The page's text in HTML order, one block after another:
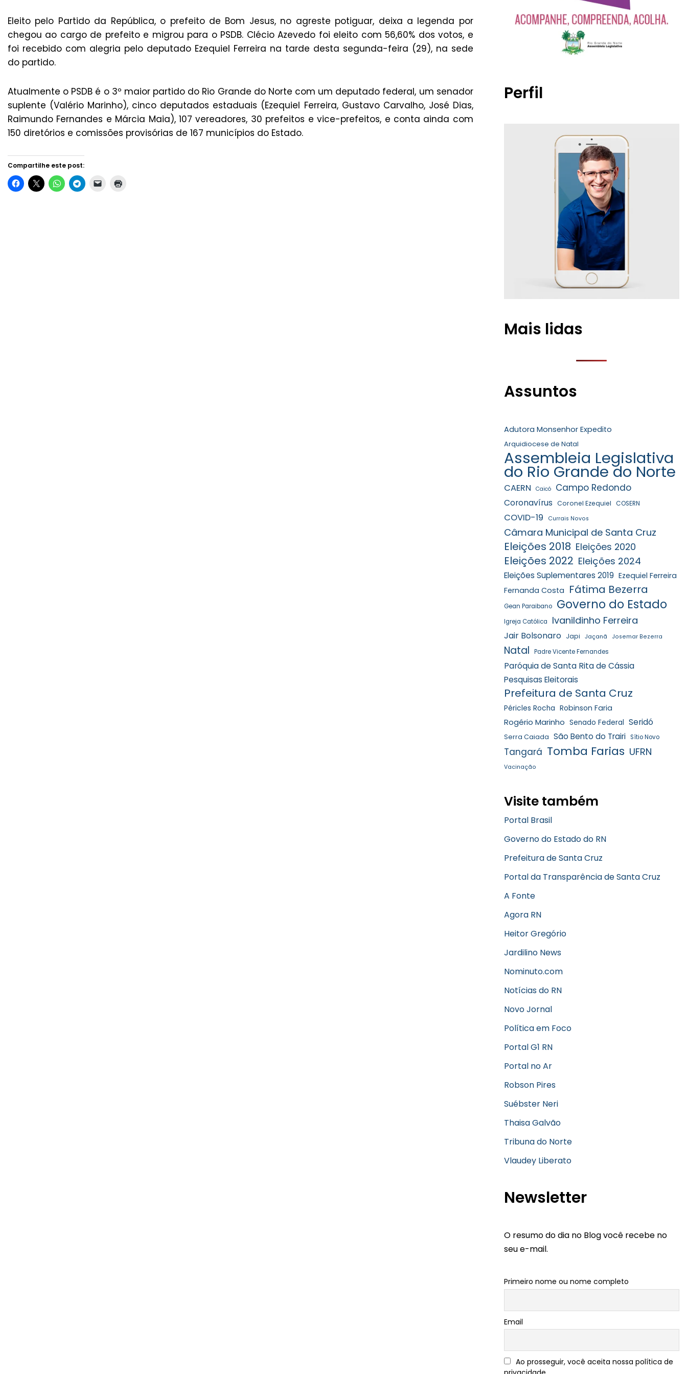
Eleito pelo Partido da República, o prefeito de Bom Jesus, no agreste potiguar, deixa a legenda por
chegou ao cargo de prefeito e migrou para o PSDB. Clécio Azevedo foi eleito com 56,60% dos votos, e
foi recebido com alegria pelo deputado Ezequiel Ferreira na tarde desta segunda-feira (29), na sede
do partido.
Atualmente o PSDB é o 3º maior partido do Rio Grande do Norte com um deputado federal, um senador
suplente (Valério Marinho), cinco deputados estaduais (Ezequiel Ferreira, Gustavo Carvalho, José Dias,
Raimundo Fernandes e Márcia Maia), 107 vereadores, 30 prefeitos e vice-prefeitos, e conta ainda com
150 diretórios e comissões provisórias de 167 municípios do Estado.
Compartilhe este post:
Perfil
Mais lidas
Assuntos
Adutora Monsenhor Expedito
Arquidiocese de Natal
Assembleia Legislativa
do Rio Grande do Norte
CAERN Caicó Campo Redondo
Coronavírus Coronel Ezequiel COSERN
COVID-19 Currais Novos
Câmara Municipal de Santa Cruz
Eleições 2018 Eleições 2020
Eleições 2022 Eleições 2024
Eleições Suplementares 2019 Ezequiel Ferreira
Fernanda Costa Fátima Bezerra
Gean Paraibano Governo do Estado
Igreja Católica Ivanildinho Ferreira
Jair Bolsonaro Japi Jaçanã Josemar Bezerra
Natal Padre Vicente Fernandes
Paróquia de Santa Rita de Cássia
Pesquisas Eleitorais
Prefeitura de Santa Cruz
Péricles Rocha Robinson Faria
Rogério Marinho Senado Federal Seridó
Serra Caiada São Bento do Trairi Sítio Novo
Tangará Tomba Farias UFRN
Vacinação
Visite também
Portal Brasil
Governo do Estado do RN
Prefeitura de Santa Cruz
Portal da Transparência de Santa Cruz
A Fonte
Agora RN
Heitor Gregório
Jardilino News
Nominuto.com
Notícias do RN
Novo Jornal
Política em Foco
Portal G1 RN
Portal no Ar
Robson Pires
Suébster Neri
Thaisa Galvão
Tribuna do Norte
Vlaudey Liberato
Newsletter
O resumo do dia no Blog você recebe no
seu e-mail.
Primeiro nome ou nome completo
Email
Ao prosseguir, você aceita nossa política de